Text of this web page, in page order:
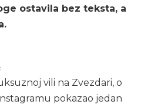
ostavila bez teksta, a
vili na Zvezdari, o
pokazao jedan